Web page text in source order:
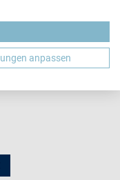
DE
anpassen